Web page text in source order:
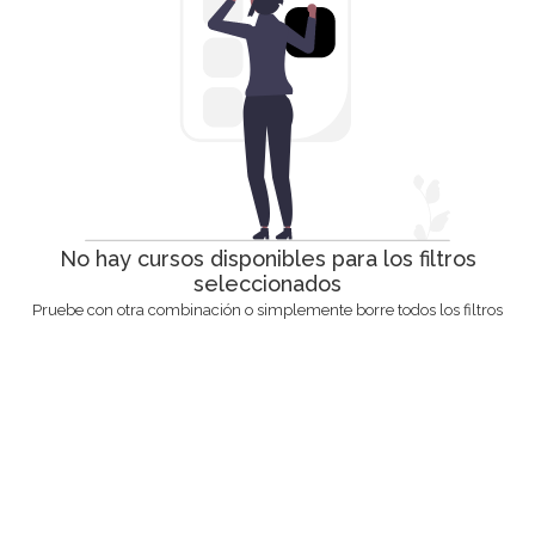
No hay cursos disponibles para los filtros
seleccionados
Pruebe con otra combinación o simplemente borre todos los filtros